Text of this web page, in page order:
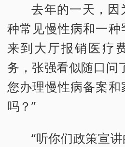
去年的一天，因
种常见慢性病和一
来到大厅报销医疗
务，张强看似随口问
您办理慢性病备案和
吗？”
“听你们政策宣